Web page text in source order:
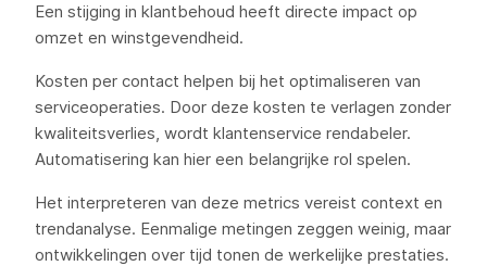
Een stijging in klantbehoud heeft directe impact op
omzet en winstgevendheid.
Kosten per contact helpen bij het optimaliseren van
serviceoperaties. Door deze kosten te verlagen zonder
kwaliteitsverlies, wordt klantenservice rendabeler.
Automatisering kan hier een belangrijke rol spelen.
Het interpreteren van deze metrics vereist context en
trendanalyse. Eenmalige metingen zeggen weinig, maar
ontwikkelingen over tijd tonen de werkelijke prestaties.